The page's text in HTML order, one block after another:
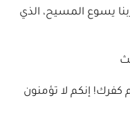
يسوع المسيح، الذي
كفرك! إنكم لا تؤمنون